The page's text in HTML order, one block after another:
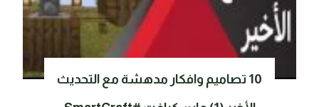
10 تصاميم وافكار مدهشة مع التحديث